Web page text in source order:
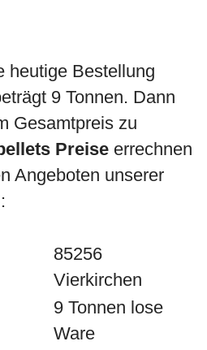
heutige Bestellung
9 Tonnen. Dann
Gesamtpreis zu
Preise errechnen
Angeboten unserer
85256
Vierkirchen
9 Tonnen lose
Ware